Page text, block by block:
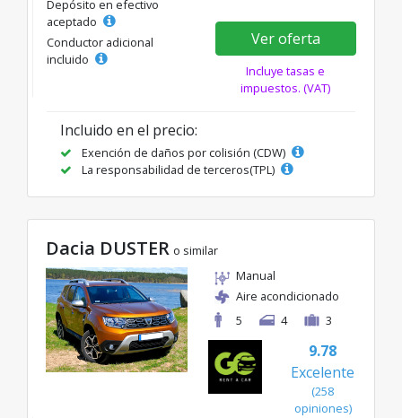
Depósito en efectivo
aceptado
Conductor adicional
incluido
Ver oferta
Incluye tasas e
impuestos. (VAT)
Incluido en el precio:
Exención de daños por colisión (CDW)
La responsabilidad de terceros(TPL)
Dacia DUSTER o similar
Manual
Aire acondicionado
5
4 3
9.78
Excelente
(258
opiniones)